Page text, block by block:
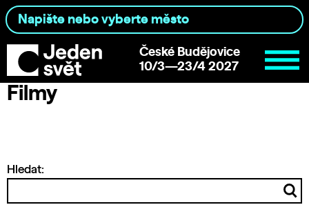
České Budějovice
10/3—23/4 2027
Filmy
Hledat: